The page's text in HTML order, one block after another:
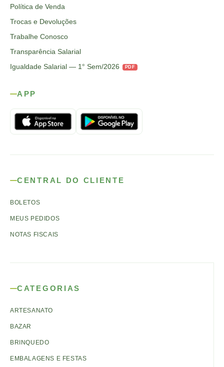
Política de Venda
Trocas e Devoluções
Trabalhe Conosco
Transparência Salarial
Igualdade Salarial — 1° Sem/2026
PDF
APP
CENTRAL DO CLIENTE
BOLETOS
MEUS PEDIDOS
NOTAS FISCAIS
CATEGORIAS
ARTESANATO
BAZAR
BRINQUEDO
EMBALAGENS E FESTAS